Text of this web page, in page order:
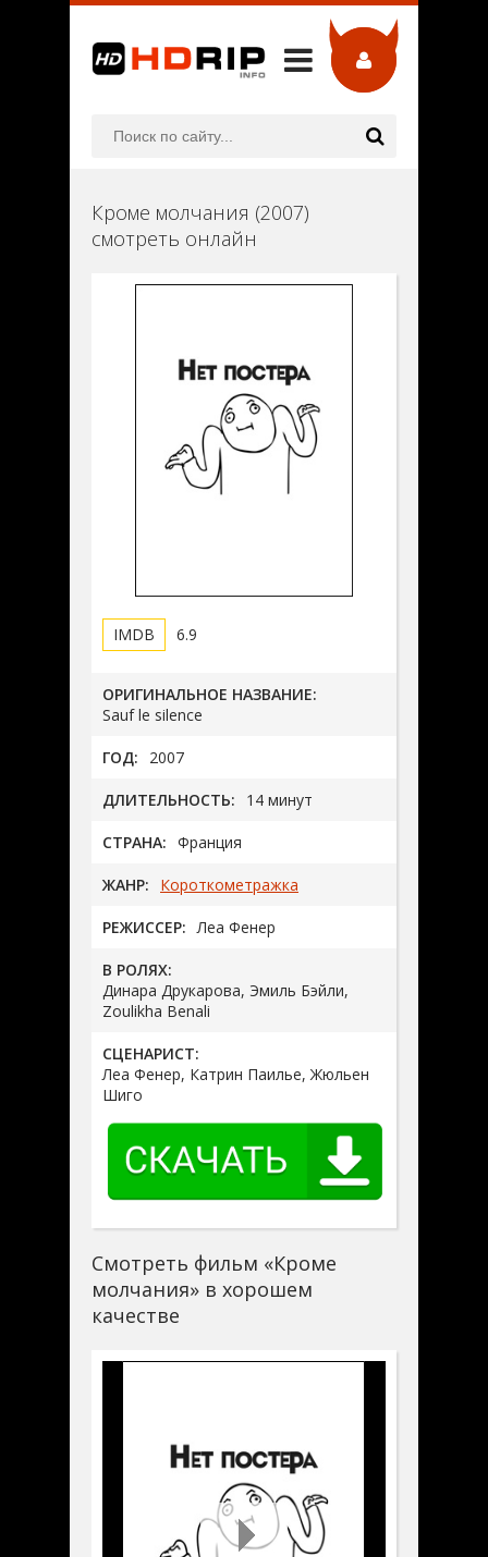
Кроме молчания (2007)
смотреть онлайн
6.9
ОРИГИНАЛЬНОЕ НАЗВАНИЕ:
Sauf le silence
ГОД: 2007
ДЛИТЕЛЬНОСТЬ: 14 минут
СТРАНА: Франция
ЖАНР: Короткометражка
РЕЖИССЕР: Леа Фенер
В РОЛЯХ:
Динара Друкарова, Эмиль Бэйли,
Zoulikha Benali
СЦЕНАРИСТ:
Леа Фенер, Катрин Паилье, Жюльен
Шиго
Смотреть фильм «Кроме
молчания» в хорошем
качестве